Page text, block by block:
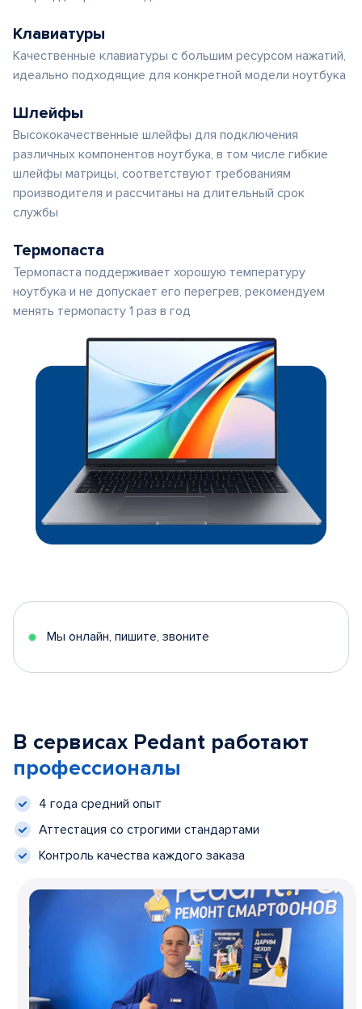
Клавиатуры
Качественные клавиатуры с большим ресурсом нажатий,
идеально подходящие для конкретной модели ноутбука
Шлейфы
Высококачественные шлейфы для подключения
различных компонентов ноутбука, в том числе гибкие
шлейфы матрицы, соответствуют требованиям
производителя и рассчитаны на длительный срок
службы
Термопаста
Термопаста поддерживает хорошую температуру
ноутбука и не допускает его перегрев, рекомендуем
менять термопасту 1 раз в год
Мы онлайн, пишите, звоните
В сервисах Pedant работают
профессионалы
4 года средний опыт
Аттестация со строгими стандартами
Контроль качества каждого заказа